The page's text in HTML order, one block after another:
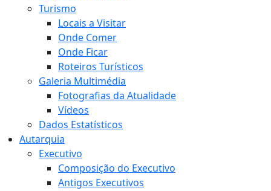
Turismo
Locais a Visitar
Onde Comer
Onde Ficar
Roteiros Turísticos
Galeria Multimédia
Fotografias da Atualidade
Vídeos
Dados Estatísticos
Autarquia
Executivo
Composição do Executivo
Antigos Executivos